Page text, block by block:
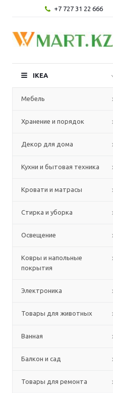
+7 727 31 22 666
IKEA
Мебель
Хранение и порядок
Декор для дома
Кухни и бытовая техника
Кровати и матрасы
Стирка и уборка
Освещение
Ковры и напольные
покрытия
Электроника
Товары для животных
Ванная
Балкон и сад
Товары для ремонта